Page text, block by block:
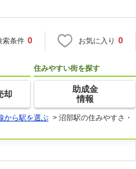
索条件 0 お気に入り 0
却
住みやすい街を探す
助成金
情報
から駅を選ぶ > 沼部駅の住みやすさ・